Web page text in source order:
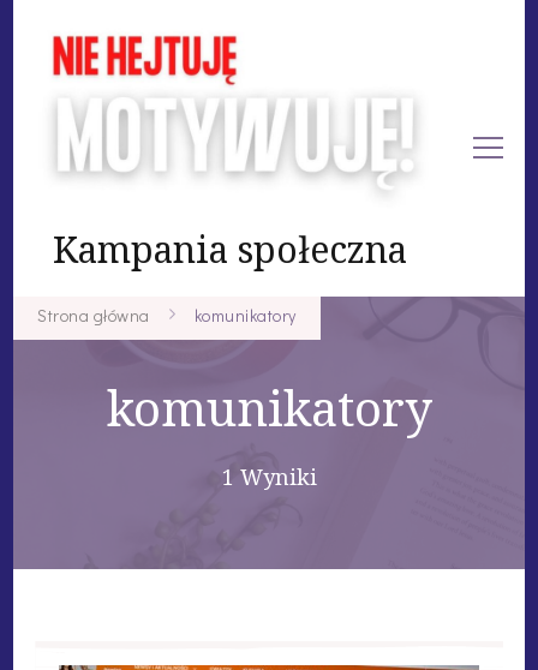
Kampania społeczna
Strona główna komunikatory
komunikatory
1 Wyniki